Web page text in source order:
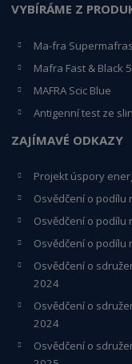
VYBÍRÁME Z
Ma-fra
Mafra Fast & Black
MAFRA Scic Blue
Antigenní test ze slin
ZAJÍMAVÉ ODKAZY
Projekt úspory
Osvědčení o podílu
Osvědčení o
Osvědčení o
Osvědčení o s
2024
Osvědčení o
2024
Osvědčení o